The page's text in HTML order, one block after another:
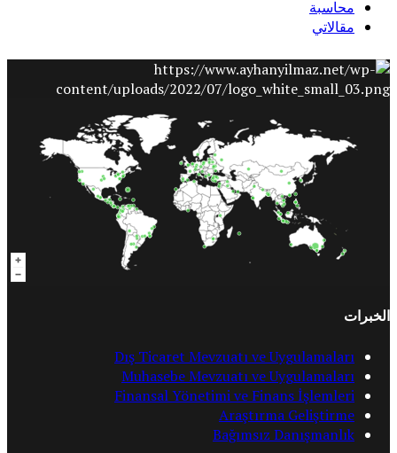
محاسبة
مقالاتي
الخبرات
Dış Ticaret Mevzuatı ve Uygulamaları
Muhasebe Mevzuatı ve Uygulamaları
Finansal Yönetimi ve Finans İşlemleri
Araştırma Geliştirme
Bağımsız Danışmanlık